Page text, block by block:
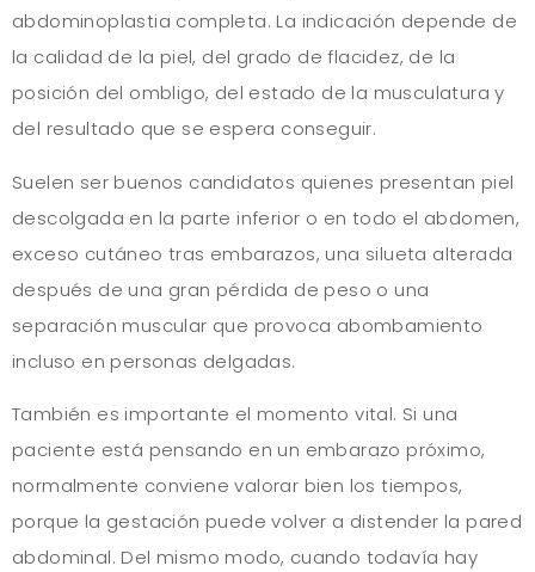
abdominoplastia completa. La indicación depende de
la calidad de la piel, del grado de flacidez, de la
posición del ombligo, del estado de la musculatura y
del resultado que se espera conseguir.
Suelen ser buenos candidatos quienes presentan piel
descolgada en la parte inferior o en todo el abdomen,
exceso cutáneo tras embarazos, una silueta alterada
después de una gran pérdida de peso o una
separación muscular que provoca abombamiento
incluso en personas delgadas.
También es importante el momento vital. Si una
paciente está pensando en un embarazo próximo,
normalmente conviene valorar bien los tiempos,
porque la gestación puede volver a distender la pared
abdominal. Del mismo modo, cuando todavía hay